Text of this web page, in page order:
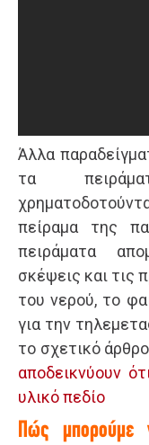
Άλλα
τα
πείραμα της
πειράματα
σκέψεις και τις
του νερού, το
για την
το σχετικό
αποδεικνύουν
υλικό πεδίο
Πώς μπορούμε